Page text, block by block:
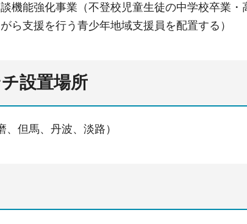
機能強化事業（不登校児童生徒の中学校卒業
ら支援を行う青少年地域支援員を配置する）
設置場所
但馬、丹波、淡路）